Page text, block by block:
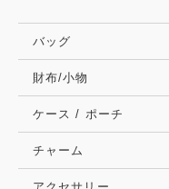
バッグ
財布/小物
ケース / ポーチ
チャーム